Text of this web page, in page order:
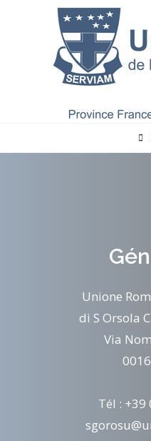
Unione
di S Orsola
Via
Tél : +39